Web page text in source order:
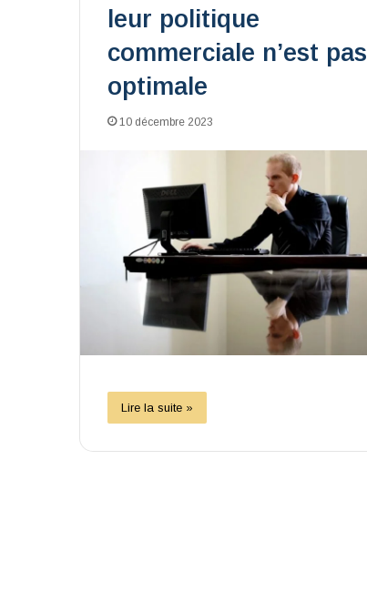
leur politique
commerciale n’est pas
optimale
10 décembre 2023
Lire la suite »